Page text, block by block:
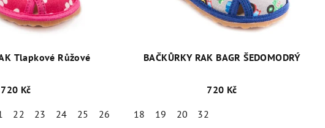
Tlapkové Růžové
720 Kč
22 23 24 25 26 28
BAČKŮRKY RAK BAGR ŠEDOMODRÝ
720 Kč
18
19 20 32